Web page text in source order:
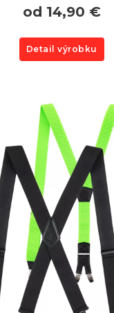
od 14,90 €
Detail výrobku